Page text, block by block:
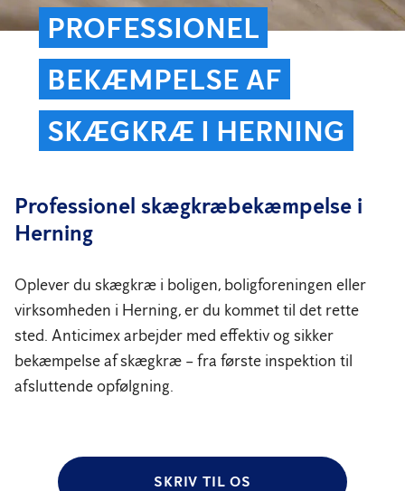
PROFESSIONEL
BEKÆMPELSE AF
SKÆGKRÆ I HERNING
Professionel skægkræbekæmpelse i
Herning
Oplever du skægkræ i boligen, boligforeningen eller
virksomheden i Herning, er du kommet til det rette
sted. Anticimex arbejder med effektiv og sikker
bekæmpelse af skægkræ – fra første inspektion til
afsluttende opfølgning.
SKRIV TIL OS